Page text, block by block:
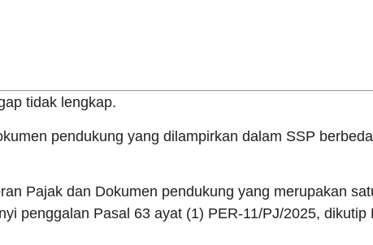
tidak lengkap.
pendukung yang dilampirkan dalam SSP
Pajak dan Dokumen pendukung yang merupakan
penggalan Pasal 63 ayat (1) PER-11/PJ/2025, dikutip